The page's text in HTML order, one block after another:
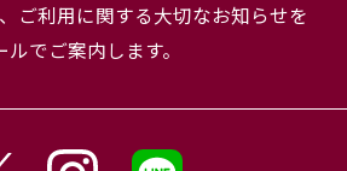
ご利用に関する大切なお知らせを
ルでご案内します。